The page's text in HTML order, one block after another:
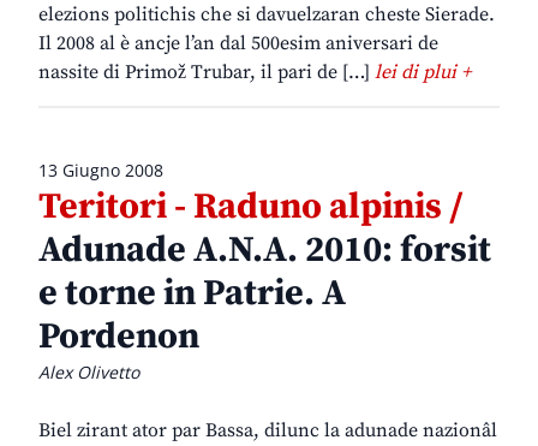
elezions politichis che si davuelzaran cheste Sierade.
Il 2008 al è ancje l’an dal 500esim aniversari de
nassite di Primož Trubar, il pari de […] lei di plui +
13 Giugno 2008
Teritori - Raduno alpinis /
Adunade A.N.A. 2010: forsit
e torne in Patrie. A
Pordenon
Alex Olivetto
Biel zirant ator par Bassa, dilunc la adunade nazionâl